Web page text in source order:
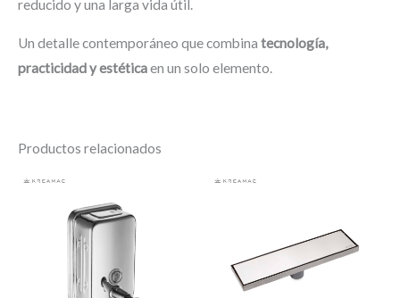
reducido y una larga vida útil.
Un detalle contemporáneo que combina tecnología,
practicidad y estéticaen un solo elemento.
Productos relacionados